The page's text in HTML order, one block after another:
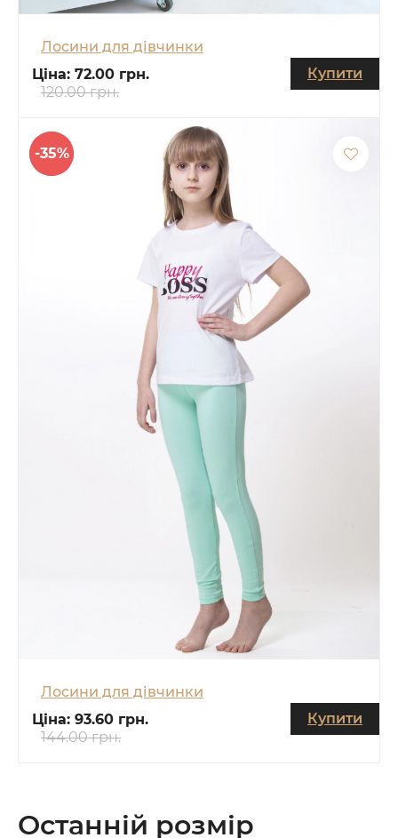
Лосини для дівчинки
Ціна: 72.00 грн.
120.00 грн.
Купити
-35%
Лосини для дівчинки
Ціна: 93.60 грн.
144.00 грн.
Купити
Останній розмір